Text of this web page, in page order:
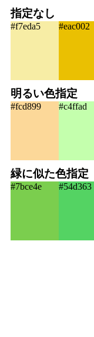
指定なし
#f7eda5 #eac002
明るい色指定
#fcd899 #c4ffad
緑に似た色指定
#7bce4e #54d363